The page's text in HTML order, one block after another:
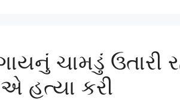
ચામડું ઉતારી
હત્યા કરી